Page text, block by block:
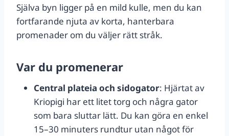
Själva byn ligger på en mild kulle, men du kan
fortfarande njuta av korta, hanterbara
promenader om du väljer rätt stråk.
Var du promenerar
Central plateia och sidogator: Hjärtat av
Kriopigi har ett litet torg och några gator
som bara sluttar lätt. Du kan göra en enkel
15–30 minuters rundtur utan något för